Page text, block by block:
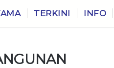
TERKINI INFO